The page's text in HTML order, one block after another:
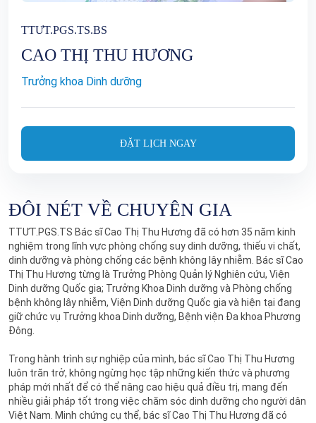
TTƯT.PGS.TS.BS
CAO THỊ THU HƯƠNG
Trưởng khoa Dinh dưỡng
ĐẶT LỊCH NGAY
ĐÔI NÉT VỀ CHUYÊN GIA
TTƯT.PGS.TS Bác sĩ Cao Thị Thu Hương đã có hơn 35 năm kinh
nghiệm trong lĩnh vực phòng chống suy dinh dưỡng, thiếu vi chất,
dinh dưỡng và phòng chống các bệnh không lây nhiễm. Bác sĩ Cao
Thị Thu Hương từng là Trưởng Phòng Quản lý Nghiên cứu, Viện
Dinh dưỡng Quốc gia; Trưởng Khoa Dinh dưỡng và Phòng chống
bệnh không lây nhiễm, Viện Dinh dưỡng Quốc gia và hiện tại đang
giữ chức vụ Trưởng khoa Dinh dưỡng, Bệnh viện Đa khoa Phương
Đông.
Trong hành trình sự nghiệp của mình, bác sĩ Cao Thị Thu Hương
luôn trăn trở, không ngừng học tập những kiến thức và phương
pháp mới nhất để có thể nâng cao hiệu quả điều trị, mang đến
nhiều giải pháp tốt trong việc chăm sóc dinh dưỡng cho người dân
Việt Nam. Minh chứng cụ thể, bác sĩ Cao Thị Thu Hương đã có